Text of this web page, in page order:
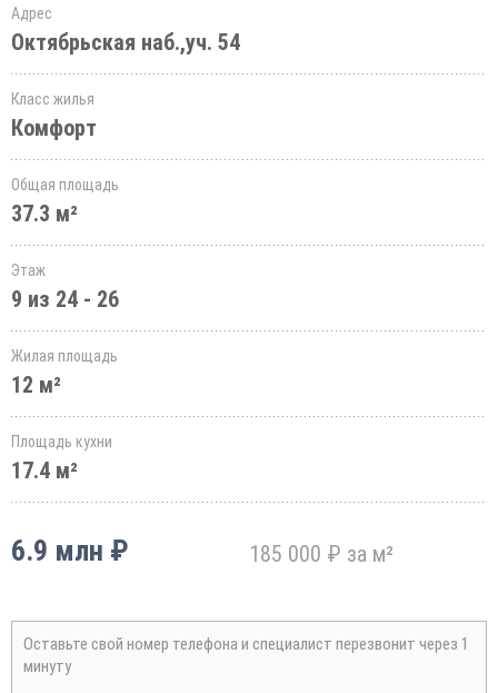
Адрес
Октябрьская наб.,уч. 54
Класс жилья
Комфорт
Общая площадь
37.3 м²
Этаж
9 из 24 - 26
Жилая площадь
12 м²
Площадь кухни
17.4 м²
6.9 млн ₽ 185 000 ₽ за м²
Оставьте свой номер телефона и специалист перезвонит через 1
минуту